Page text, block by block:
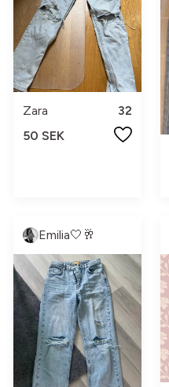
Zara
32
50 SEK
Emilia🤍🥂